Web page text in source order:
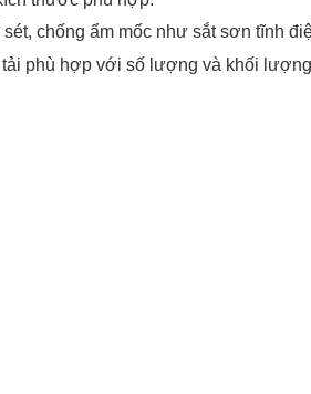
chống ẩm mốc như sắt sơn tĩnh
phù hợp với số lượng và khối